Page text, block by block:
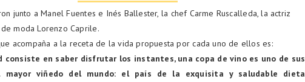
junto a Manel Fuentes e Inés Ballester, la chef Carme Ruscalleda, la actriz
moda Lorenzo Caprile.
acompaña a la receta de la vida propuesta por cada uno de ellos es:
en saber disfrutar los instantes, una copa de vino es uno de sus
mayor viñedo del mundo: el país de la exquisita y saludable dieta